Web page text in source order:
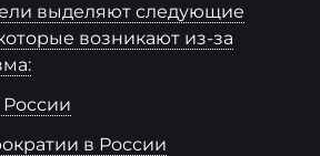
выделяют следующие
возникают из-за
в России